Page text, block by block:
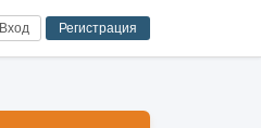
Вход Регистрация